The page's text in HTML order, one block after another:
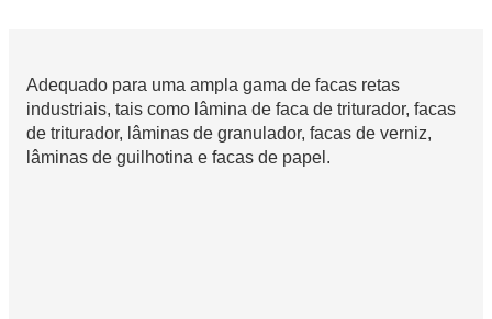
Adequado para uma ampla gama de facas retas
industriais, tais como lâmina de faca de triturador, facas
de triturador, lâminas de granulador, facas de verniz,
lâminas de guilhotina e facas de papel.